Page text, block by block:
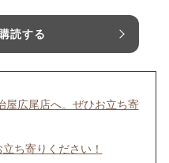
読する
屋広尾店へ。ぜひお立ち寄
ち寄りください！